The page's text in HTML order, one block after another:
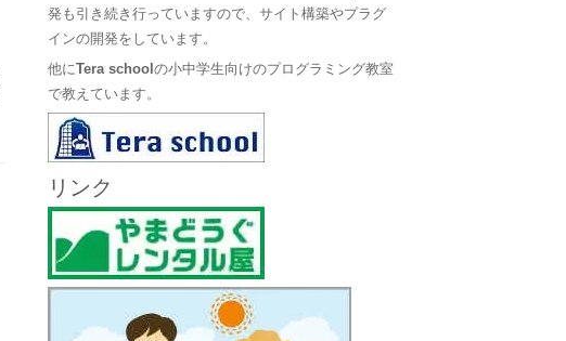
発も引き続き行っていますので、サイト構築やプラグ
インの開発をしています。
他にTera schoolの小中学生向けのプログラミング教室
で教えています。
リンク